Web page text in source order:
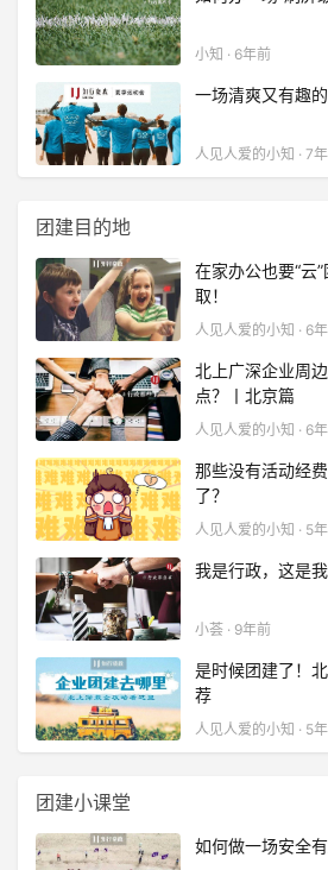
小知 · 6年前
一场清爽又有趣
人见人爱的小知 · 7
团建目的地
在家办公也要“云
取！
人见人爱的小知 · 6
北上广深企业周
点？丨北京篇
人见人爱的小知 · 6
那些没有活动经
了？
人见人爱的小知 · 5
我是行政，这是
小荟 · 9年前
是时候团建了！
荐
人见人爱的小知 · 5
团建小课堂
如何做一场安全